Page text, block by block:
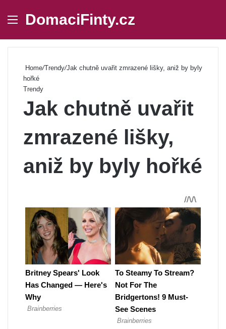
Menu
DomaciFinty.cz
Home/Trendy/Jak chutně uvařit zmrazené lišky, aniž by byly
hořké
Trendy
Jak chutně uvařit
zmrazené lišky,
aniž by byly hořké